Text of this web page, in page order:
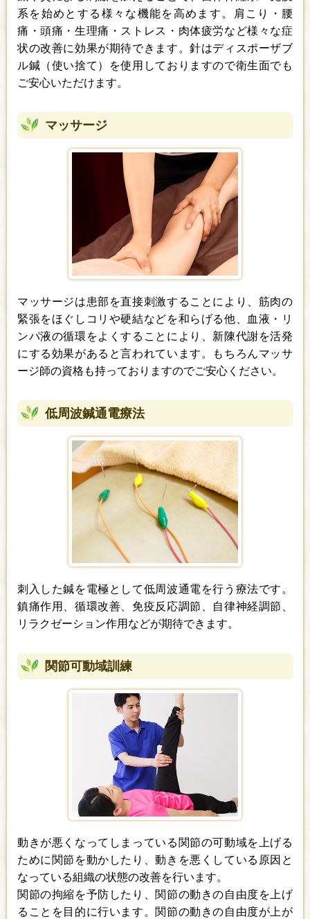
系を始めとする様々な機能を高めます。肩こり・腰
痛・頭痛・生理痛・ストレス・肉体疲労など様々な症
状の改善に効果が期待できます。針はディスポーザブ
ル鍼（使い捨て）を使用しておりますので衛生面でも
ご安心いただけます。
マッサージ
マッサージは患部を直接刺激することにより、筋肉の
緊張をほぐしコリや硬結などを和らげる他、血液・リ
ンパ液の循環をよくすることにより、新陳代謝を活発
にする効果があると言われています。もちろんマッサ
ージ師の資格も持っておりますのでご安心ください。
低周波鍼通電療法
刺入した鍼を電極として低周波通電を行う療法です。
鎮痛作用、循環改善、免疫反応調節、自律神経調節、
リラクゼーション作用などが期待できます。
関節可動域訓練
動きが悪くなってしまっている関節の可動域を上げる
ために関節を動かしたり、動きを悪くしている原因と
なっている組織の状態の改善を行います。
関節の拘縮を予防したり、関節の動きの自由度を上げ
ることを目的に行います。関節の動きの自由度が上が